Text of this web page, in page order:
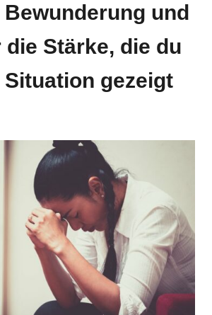
und
die Stärke, die du
gezeigt